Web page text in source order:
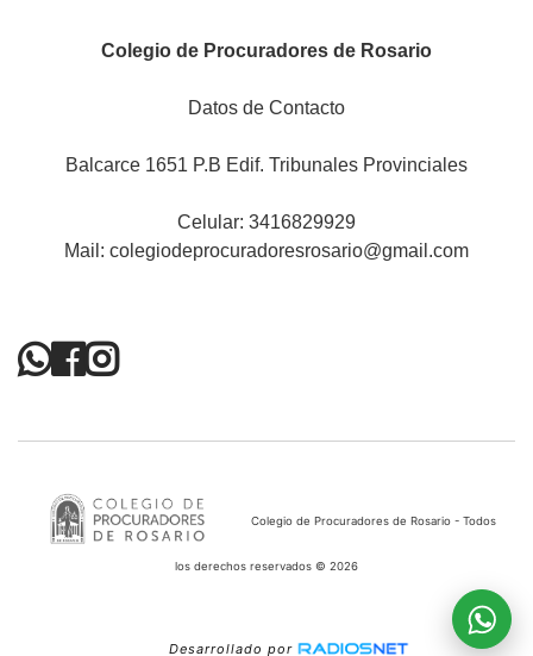
Colegio de Procuradores de Rosario
Datos de Contacto
Balcarce 1651 P.B Edif. Tribunales Provinciales
Celular: 3416829929
Mail: colegiodeprocuradoresrosario@gmail.com
Colegio de Procuradores de Rosario - Todos
los derechos reservados © 2026
Desarrollado por